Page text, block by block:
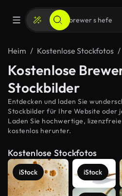
Heim Kostenlose Stockfotos
Kostenlose
Stockbilder
Entdecken und laden Sie
Stockbilder für Ihre Website oder
Laden Sie hochwertige,
kostenlos herunter.
Kostenlose Stockfotos
iStock iStock